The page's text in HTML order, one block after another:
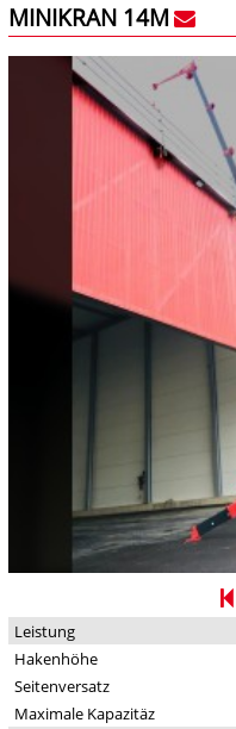
MINIKRAN 14M
Leistung
Hakenhöhe
Seitenversatz
Maximale Kapazitäz